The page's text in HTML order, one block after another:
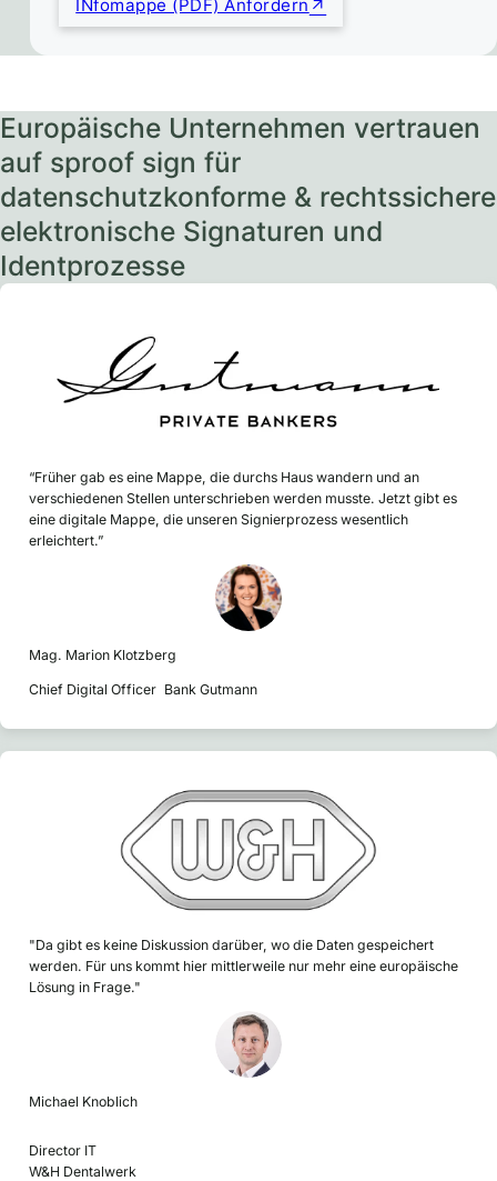
INfomappe (PDF) Anfordern
Europäische Unternehmen vertrauen
auf sproof sign für
datenschutzkonforme & rechtssichere
elektronische Signaturen und
Identprozesse
“Früher gab es eine Mappe, die durchs Haus wandern und an
verschiedenen Stellen unterschrieben werden musste. Jetzt gibt es
eine digitale Mappe, die unseren Signierprozess wesentlich
erleichtert.”
Mag. Marion Klotzberg
Chief Digital Officer Bank Gutmann
"Da gibt es keine Diskussion darüber, wo die Daten gespeichert
werden. Für uns kommt hier mittlerweile nur mehr eine europäische
Lösung in Frage."
Michael Knoblich
Director IT
W&H Dentalwerk